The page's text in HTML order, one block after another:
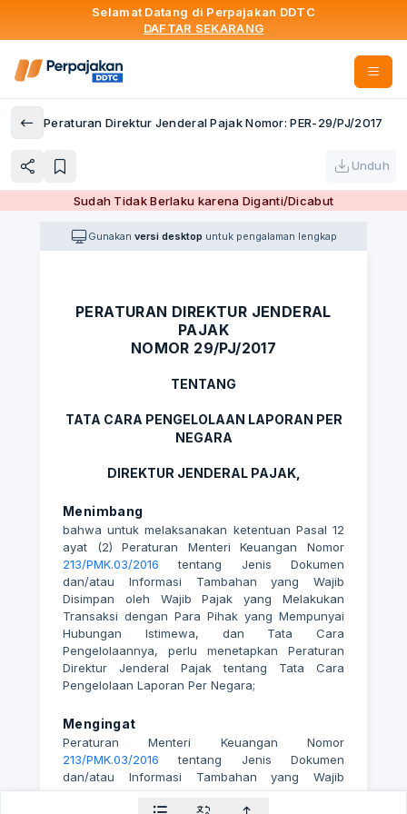
Selamat Datang di Perpajakan DDTC
DAFTAR SEKARANG
Peraturan Direktur Jenderal Pajak Nomor: PER-29/PJ/2017
Unduh
Sudah Tidak Berlaku karena Diganti/Dicabut
Gunakan versi desktop untuk pengalaman lengkap
PERATURAN DIREKTUR JENDERAL
PAJAK
NOMOR 29/PJ/2017
TENTANG
TATA CARA PENGELOLAAN LAPORAN PER
NEGARA
DIREKTUR JENDERAL PAJAK,
Menimbang
bahwa untuk melaksanakan ketentuan Pasal 12
ayat (2) Peraturan Menteri Keuangan Nomor
213/PMK.03/2016 tentang Jenis Dokumen
dan/atau Informasi Tambahan yang Wajib
Disimpan oleh Wajib Pajak yang Melakukan
Transaksi dengan Para Pihak yang Mempunyai
Hubungan Istimewa, dan Tata Cara
Pengelolaannya, perlu menetapkan Peraturan
Direktur Jenderal Pajak tentang Tata Cara
Pengelolaan Laporan Per Negara;
Mengingat
Peraturan Menteri Keuangan Nomor
213/PMK.03/2016 tentang Jenis Dokumen
dan/atau Informasi Tambahan yang Wajib
Disimpan oleh Wajib Pajak yang Melakukan